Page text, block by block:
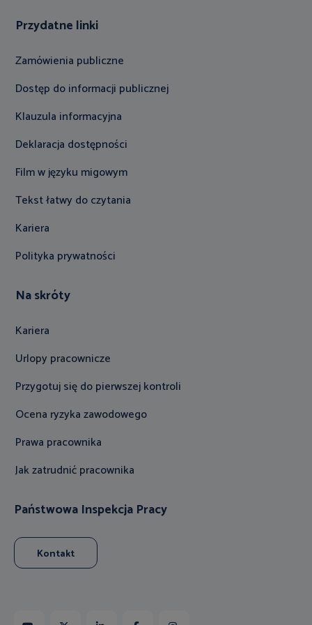
Przydatne linki
Zamówienia publiczne
Dostęp do informacji publicznej
Klauzula informacyjna
Deklaracja dostępności
Film w języku migowym
Tekst łatwy do czytania
Kariera
Polityka prywatności
Na skróty
Kariera
Urlopy pracownicze
Przygotuj się do pierwszej kontroli
Ocena ryzyka zawodowego
Prawa pracownika
Jak zatrudnić pracownika
Państwowa Inspekcja Pracy
Kontakt